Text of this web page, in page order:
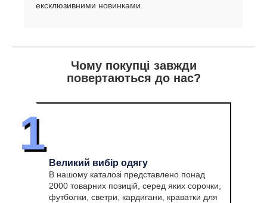
ексклюзивними новинками.
Чому покупці завжди
повертаються до нас?
1
Великий вибір одягу
В нашому каталозі представлено понад
2000 товарних позицій, серед яких сорочки,
футболки, светри, кардигани, краватки для